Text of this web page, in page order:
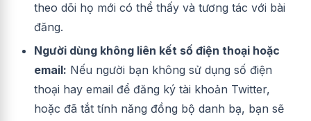
theo dõi họ mới có thể thấy và tương tác với bài
đăng.
Người dùng không liên kết số điện thoại hoặc
email: Nếu người bạn không sử dụng số điện
thoại hay email để đăng ký tài khoản Twitter,
hoặc đã tắt tính năng đồng bộ danh bạ, bạn sẽ